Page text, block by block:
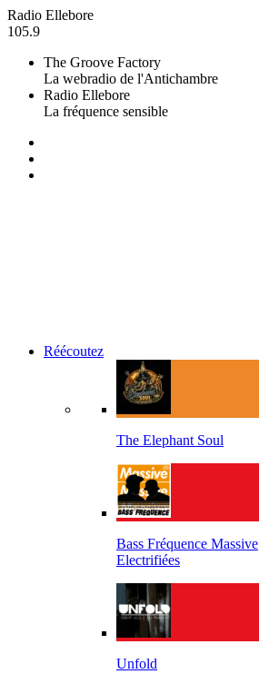
Radio Ellebore
105.9
The Groove Factory
La webradio de l'Antichambre
Radio Ellebore
La fréquence sensible
Réécoutez
The Elephant Soul
Bass Fréquence Massive
Electrifiées
Unfold